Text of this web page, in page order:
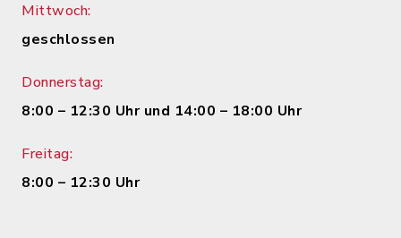
Mittwoch:
geschlossen
Donnerstag:
8:00 – 12:30 Uhr und 14:00 – 18:00 Uhr
Freitag:
8:00 – 12:30 Uhr